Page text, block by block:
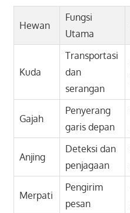
Hewan
Fungsi
Utama
Kuda
Transportasi
dan
serangan
Gajah
Penyerang
garis depan
Anjing
Deteksi dan
penjagaan
Merpati
Pengirim
pesan